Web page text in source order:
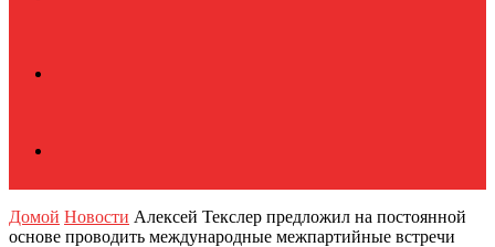
Домой Новости Алексей Текслер предложил на постоянной
основе проводить международные межпартийные встречи